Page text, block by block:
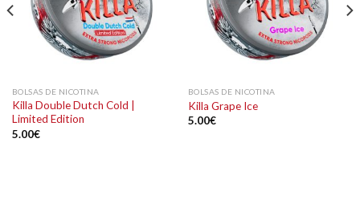
BOLSAS DE NICOTINA
Killa Double Dutch Cold |
Limited Edition
5.00€
BOLSAS DE NICOTINA
Killa Grape Ice
5.00€